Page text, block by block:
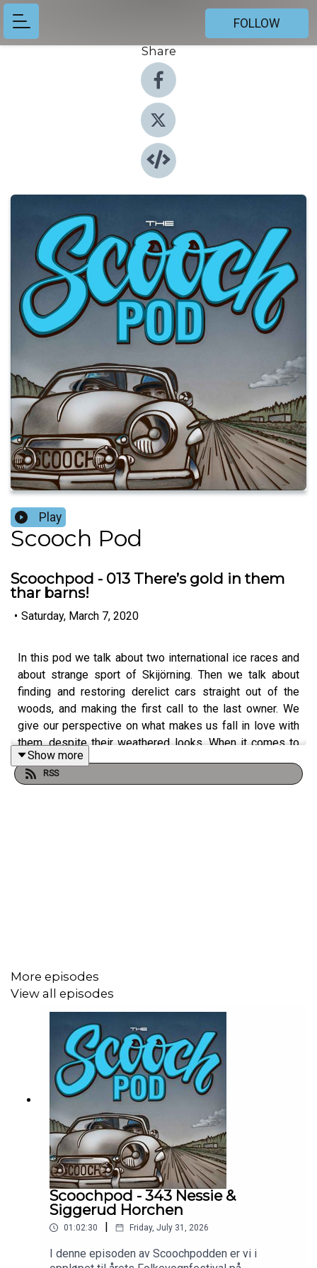
FOLLOW
Share
Play
Scooch Pod
Scoochpod - 013 There’s gold in them
thar barns!
• Saturday, March 7, 2020
In this pod we talk about two international ice races and
about strange sport of Skijörning. Then we talk about
finding and restoring derelict cars straight out of the
woods, and making the first call to the last owner. We
give our perspective on what makes us fall in love with
them, despite their weathered looks. When it comes to
tips we all know that the search has it's ups and downs,
and we have had ours. But like everything else in life, it's
Show more
RSS
More episodes
View all episodes
Scoochpod - 343 Nessie &
Siggerud Horchen
01:02:30 Friday, July 31, 2026
I denne episoden av Scoochpodden er vi i